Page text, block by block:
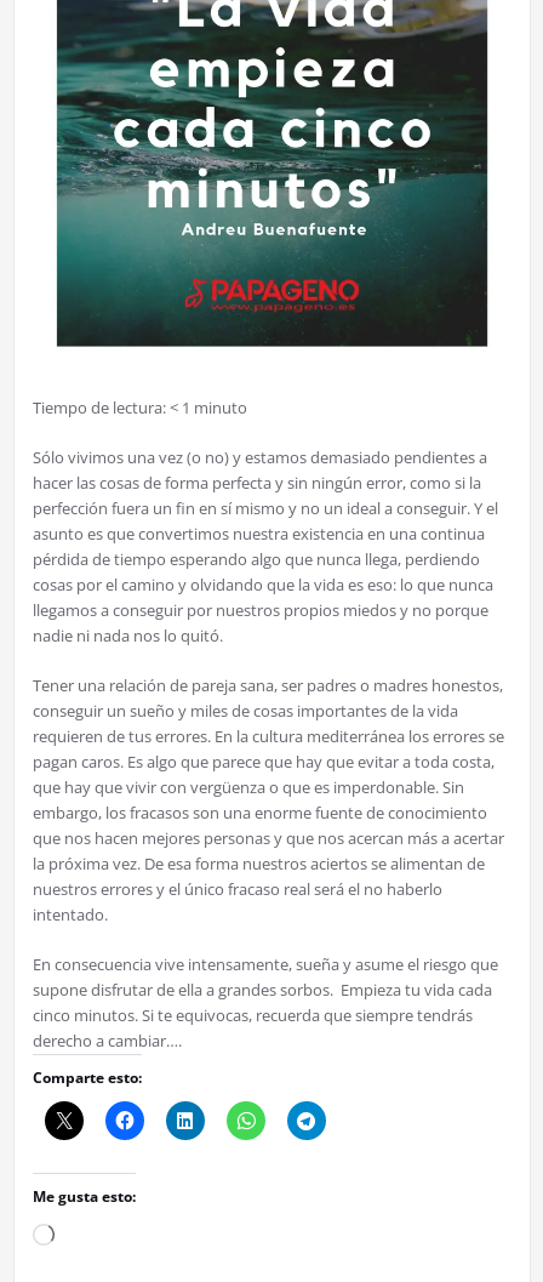
Tiempo de lectura:< 1 minuto
Sólo vivimos una vez (o no) y estamos demasiado pendientes a
hacer las cosas de forma perfecta y sin ningún error, como si la
perfección fuera un fin en sí mismo y no un ideal a conseguir. Y el
asunto es que convertimos nuestra existencia en una continua
pérdida de tiempo esperando algo que nunca llega, perdiendo
cosas por el camino y olvidando que la vida es eso: lo que nunca
llegamos a conseguir por nuestros propios miedos y no porque
nadie ni nada nos lo quitó.
Tener una relación de pareja sana, ser padres o madres honestos,
conseguir un sueño y miles de cosas importantes de la vida
requieren de tus errores. En la cultura mediterránea los errores se
pagan caros. Es algo que parece que hay que evitar a toda costa,
que hay que vivir con vergüenza o que es imperdonable. Sin
embargo, los fracasos son una enorme fuente de conocimiento
que nos hacen mejores personas y que nos acercan más a acertar
la próxima vez. De esa forma nuestros aciertos se alimentan de
nuestros errores y el único fracaso real será el no haberlo
intentado.
En consecuencia vive intensamente, sueña y asume el riesgo que
supone disfrutar de ella a grandes sorbos. Empieza tu vida cada
cinco minutos. Si te equivocas, recuerda que siempre tendrás
derecho a cambiar….
Comparte esto:
Me gusta esto:
Cargando...